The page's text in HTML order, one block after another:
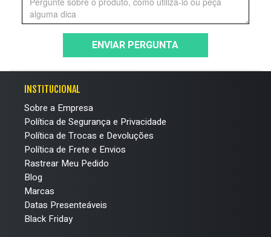
ENVIAR PERGUNTA
INSTITUCIONAL
Sobre a Empresa
Política de Segurança e Privacidade
Política de Trocas e Devoluções
Política de Frete e Envios
Rastrear Meu Pedido
Blog
Marcas
Datas Presenteáveis
Black Friday